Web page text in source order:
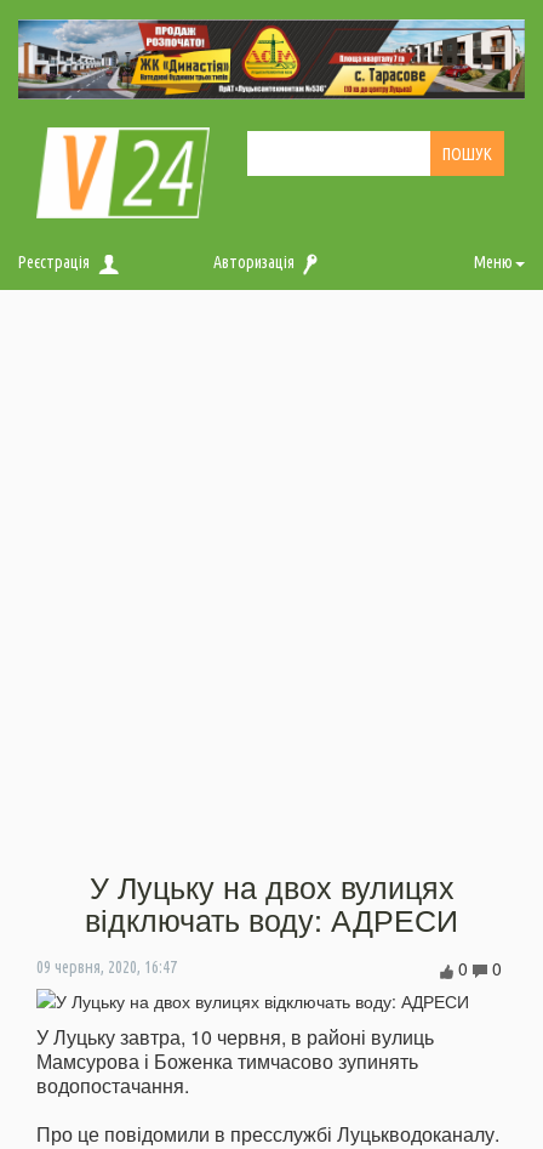
Реєстрація Авторизація Меню
У Луцьку на двох вулицях
відключать воду: АДРЕСИ
09 червня, 2020, 16:47 0
0
У Луцьку завтра, 10 червня, в районі вулиць
Мамсурова і Боженка тимчасово зупинять
водопостачання.
Про це повідомили в пресслужбі Луцькводоканалу.